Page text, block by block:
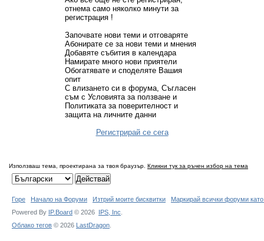
отнема само няколко минути за
регистрация !
Започвате нови теми и отговаряте
Абонирате се за нови теми и мнения
Добавяте събития в календара
Намирате много нови приятели
Обогатявате и споделяте Вашия
опит
С влизането си в форума, Съгласен
съм с Условията за ползване и
Политиката за поверителност и
защита на личните данни
Регистрирай се сега
Използваш тема, проектирана за твоя браузър. Кликни тук за ръчен избор на тема
Горе Начало на Форуми Изтрий моите бисквитки
Маркирай всички форуми
Powered By
IP.Board © 2026 IPS, Inc
Облако тегов © 2026 LastDragon